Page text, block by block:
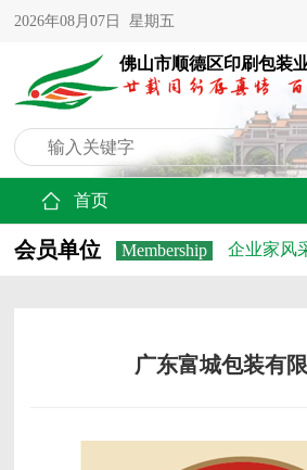
2026年08月07日 星期五
佛山市顺德区印刷包装
首页
会员单位 Membership 企业家风
广东富城包装有